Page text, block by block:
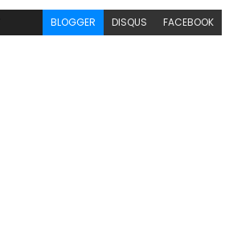
BLOGGER DISQUS FACEBOOK